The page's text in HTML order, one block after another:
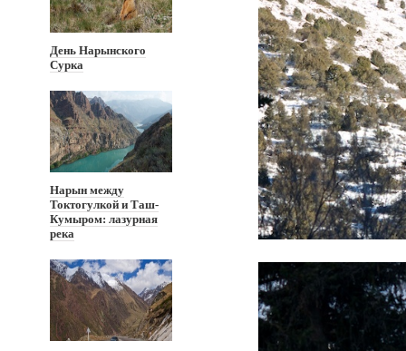
День Нарынского
Сурка
Нарын между
Токтогулкой и Таш-
Кумыром: лазурная
река